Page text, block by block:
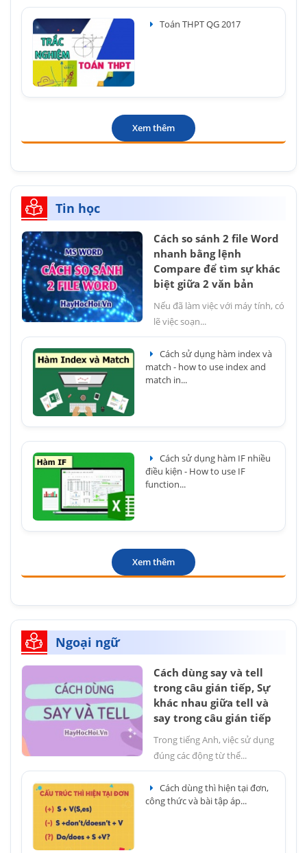
Toán THPT QG 2017
Xem thêm
Tin học
Cách so sánh 2 file Word
nhanh bằng lệnh
Compare để tìm sự khác
biệt giữa 2 văn bản
Nếu đã làm việc với máy tính, có
lẽ việc soạn...
Cách sử dụng hàm index và
match - how to use index and
match in...
Cách sử dụng hàm IF nhiều
điều kiện - How to use IF
function...
Xem thêm
Ngoại ngữ
Cách dùng say và tell
trong câu gián tiếp, Sự
khác nhau giữa tell và
say trong câu gián tiếp
Trong tiếng Anh, việc sử dụng
đúng các động từ thể...
Cách dùng thì hiện tại đơn,
công thức và bài tập áp...